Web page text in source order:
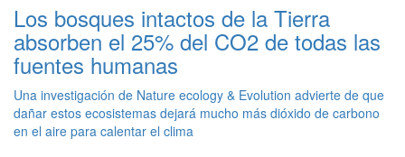
Los bosques intactos de la Tierra
absorben el 25% del CO2 de todas las
fuentes humanas
Una investigación de Nature ecology & Evolution advierte de que
dañar estos ecosistemas dejará mucho más dióxido de carbono
en el aire para calentar el clima